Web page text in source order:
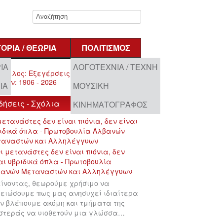
/ ΘΕΩΡΊΑ
ΠΟΛΙΤΙΣΜΌΣ
ΛΟΓΟΤΕΧΝΊΑ / ΤΈΧΝΗ
ΜΟΥΣΙΚΉ
ΚΙΝΗΜΑΤΟΓΡΆΦΟΣ
- Σχόλια
δεν είναι πιόνια, δεν είναι
όπλα - Πρωτοβουλία Αλβανών
και Αλληλέγγυων
θεωρούμε χρήσιμο να
πως μας ανησυχεί ιδιαίτερα
βλέπουμε ακόμη και τμήματα της
να υιοθετούν μια γλώσσα…